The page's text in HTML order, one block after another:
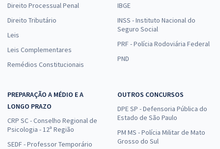
Direito Processual Penal
Direito Tributário
Leis
Leis Complementares
Remédios Constitucionais
IBGE
INSS - Instituto Nacional do
Seguro Social
PRF - Polícia Rodoviária Federal
PND
PREPARAÇÃO A MÉDIO E A
LONGO PRAZO
CRP SC - Conselho Regional de
Psicologia - 12ª Região
SEDF - Professor Temporário
OUTROS CONCURSOS
DPE SP - Defensoria Pública do
Estado de São Paulo
PM MS - Polícia Militar de Mato
Grosso do Sul